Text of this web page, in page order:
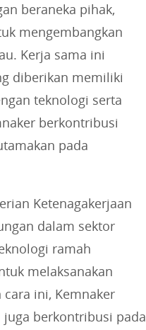
beraneka pihak,
mengembangkan
Kerja sama ini
diberikan memiliki
teknologi serta
berkontribusi
pada
Ketenagakerjaan
dalam sektor
ramah
melaksanakan
ini, Kemnaker
juga berkontribusi pada